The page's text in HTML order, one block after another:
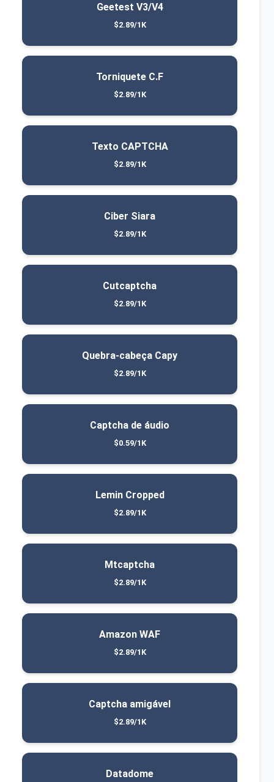
Geetest V3/V4
$2.89/1K
Torniquete C.F
$2.89/1K
Texto CAPTCHA
$2.89/1K
Ciber Siara
$2.89/1K
Cutcaptcha
$2.89/1K
Quebra-cabeça Capy
$2.89/1K
Captcha de áudio
$0.59/1K
Lemin Cropped
$2.89/1K
Mtcaptcha
$2.89/1K
Amazon WAF
$2.89/1K
Captcha amigável
$2.89/1K
Datadome